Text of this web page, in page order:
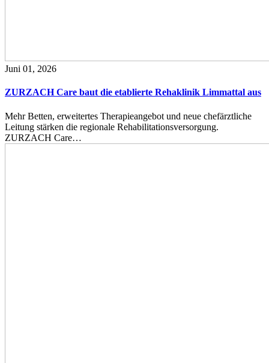
Juni 01, 2026
ZURZACH Care baut die etablierte Rehaklinik Limmattal aus
Mehr Betten, erweitertes Therapieangebot und neue chefärztliche
Leitung stärken die regionale Rehabilitationsversorgung.
ZURZACH Care…